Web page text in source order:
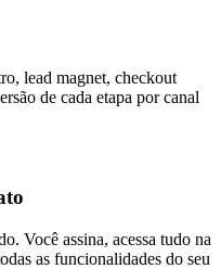
lead magnet, checkout
de cada etapa por canal
Você assina, acessa tudo na
as funcionalidades do seu